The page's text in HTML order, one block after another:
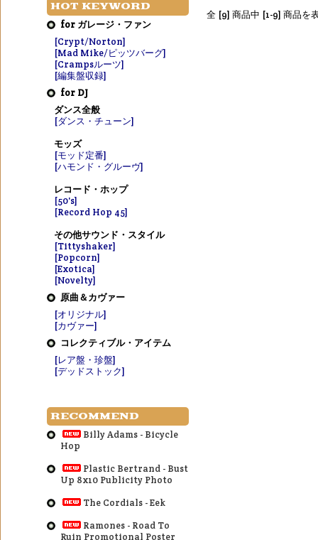
全 [9] 商品中 [1-9] 商品を
HOT KEYWORD
for ガレージ・ファン
[Crypt/Norton]
[Mad Mike/ピッツバーグ]
[Crampsルーツ]
[編集盤収録]
for DJ
ダンス全般
[ダンス・チューン]
モッズ
[モッド定番]
[ハモンド・グルーヴ]
レコード・ホップ
[50's]
[Record Hop 45]
その他サウンド・スタイル
[Tittyshaker]
[Popcorn]
[Exotica]
[Novelty]
原曲＆カヴァー
[オリジナル]
[カヴァー]
コレクティブル・アイテム
[レア盤・珍盤]
[デッドストック]
RECOMMEND
Billy Adams - Bicycle
Hop
Plastic Bertrand - Bust
Up 8x10 Publicity Photo
The Cordials - Eek
Ramones - Road To
Ruin Promotional Poster